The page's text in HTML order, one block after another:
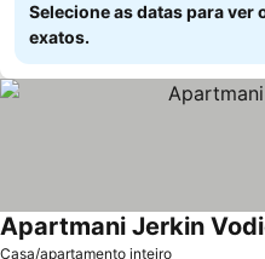
Selecione as datas para ver
exatos.
Casa/apartamento inteiro
Apartmani Jerkin